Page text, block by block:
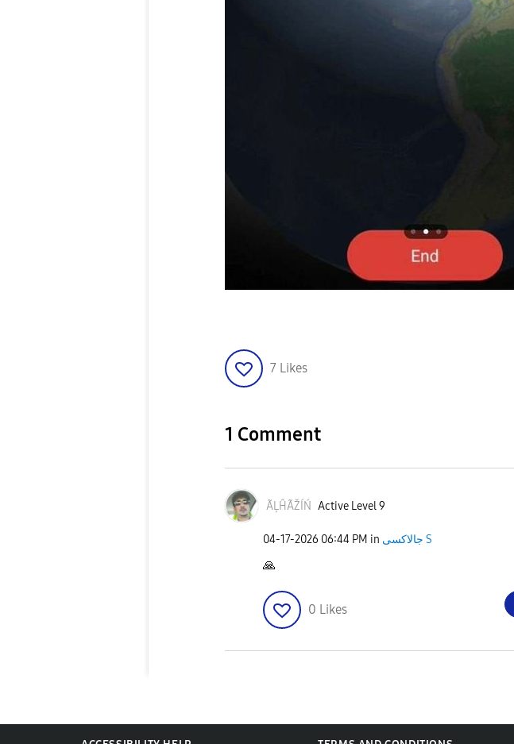
7 Likes
1 Comment
ÃĻĤÃŽÍŃ Active Level 9
‎04-17-2026 06:44 PM in جالاكسى S
🙏
0 Likes